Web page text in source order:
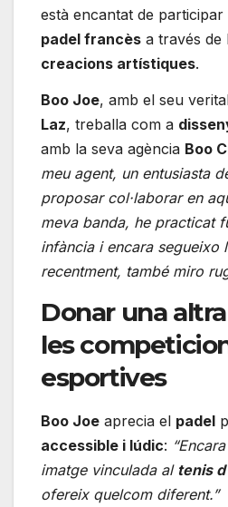
està encantat de participar
padel francès a través de
creacions artístiques.
Boo Joe, amb el seu
Laz, treballa com a
amb la seva agència Boo
meu agent, un entusiasta
proposar col·laborar en
meva banda, he practicat
infància i encara segueixo
recentment, també miro
Donar una
les
esportives
Boo Joe aprecia el padel
accessible i lúdic:
imatge vinculada al tenis
ofereix quelcom diferent.”